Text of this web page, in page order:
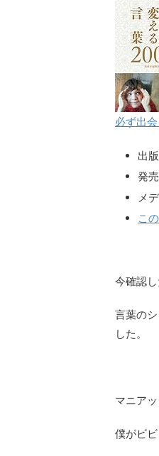
必ず出
出
発
メ
こ
今確認
言葉の
した。
マニア
僕がビ